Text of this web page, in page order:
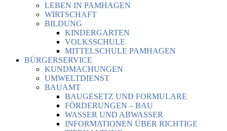
LEBEN IN PAMHAGEN
WIRTSCHAFT
BILDUNG
KINDERGARTEN
VOLKSSCHULE
MITTELSCHULE PAMHAGEN
BÜRGERSERVICE
KUNDMACHUNGEN
UMWELTDIENST
BAUAMT
BAUGESETZ UND FORMULARE
FÖRDERUNGEN – BAU
WASSER UND ABWASSER
INFORMATIONEN ÜBER RICHTIGE